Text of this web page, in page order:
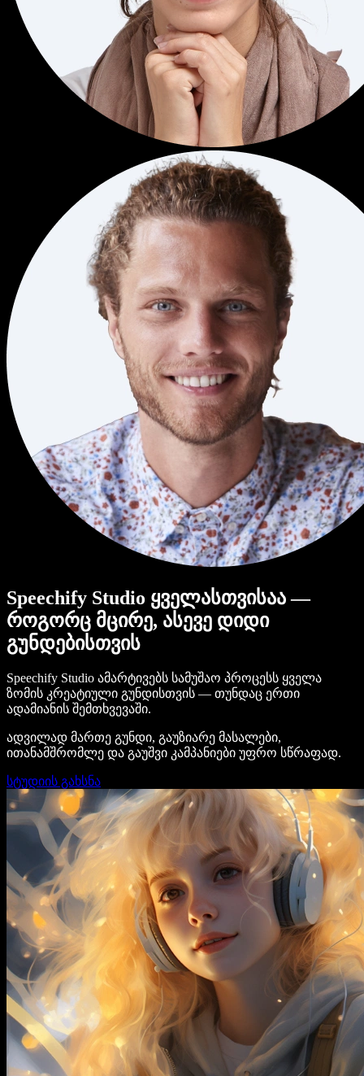
Speechify Studio ყველასთვისაა —
როგორც მცირე, ასევე დიდი
გუნდებისთვის
Speechify Studio ამარტივებს სამუშაო პროცესს ყველა
ზომის კრეატიული გუნდისთვის — თუნდაც ერთი
ადამიანის შემთხვევაში.
ადვილად მართე გუნდი, გაუზიარე მასალები,
ითანამშრომლე და გაუშვი კამპანიები უფრო სწრაფად.
სტუდიის გახსნა